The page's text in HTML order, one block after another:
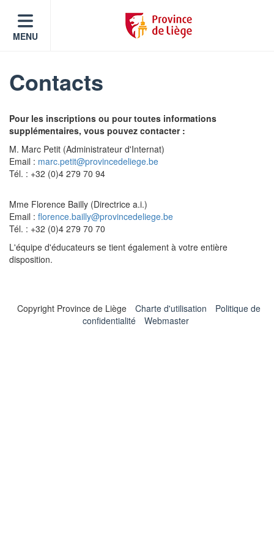
MENU
Contacts
Pour les inscriptions ou pour toutes informations
supplémentaires, vous pouvez contacter :
M. Marc Petit (Administrateur d'Internat)
Email : marc.petit@provincedeliege.be
Tél. : +32 (0)4 279 70 94
Mme Florence Bailly (Directrice a.i.)
Email : florence.bailly@provincedeliege.be
Tél. : +32 (0)4 279 70 70
L'équipe d'éducateurs se tient également à votre entière
disposition.
Copyright Province de Liège Charte d'utilisation
Politique de
confidentialité
Webmaster